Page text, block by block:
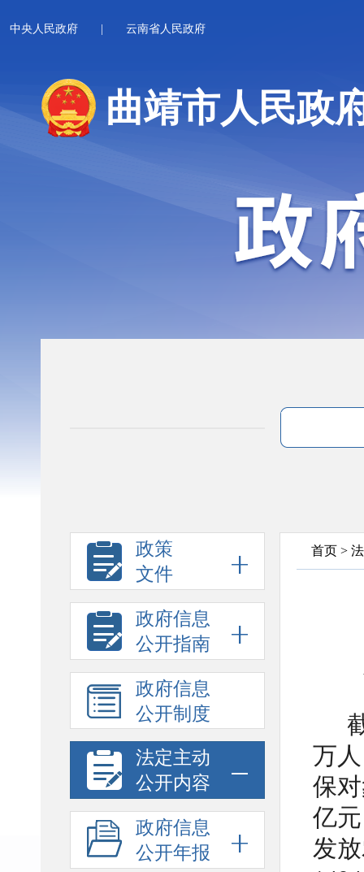
中央人民政府 云南省人民政府
曲靖市人民政
政策
文件
政府信息
公开指南
政府信息
公开制度
法定主动
公开内容
政府信息
公开年报
首页 >
万
保
亿
发